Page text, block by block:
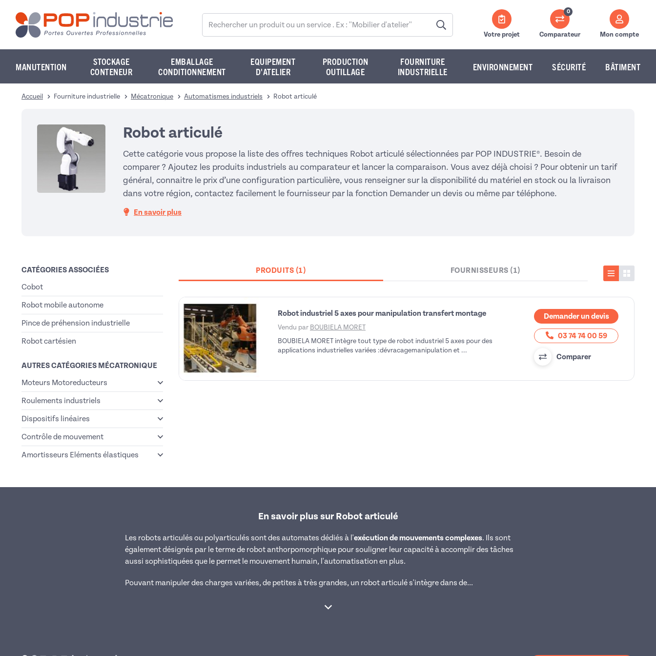
Votre projet
0
Comparateur Mon compte
MANUTENTION
STOCKAGE
CONTENEUR
EMBALLAGE
CONDITIONNEMENT
EQUIPEMENT
D'ATELIER
PRODUCTION
OUTILLAGE
FOURNITURE
INDUSTRIELLE
ENVIRONNEMENT SÉCURITÉ BÂTIMENT
Accueil Fourniture industrielle Mécatronique Automatismes industriels Robot articulé
Robot articulé
Cette catégorie vous propose la liste des offres techniques Robot articulé sélectionnées par POP INDUSTRIE®. Besoin de
comparer ? Ajoutez les produits industriels au comparateur et lancer la comparaison. Vous avez déjà choisi ? Pour obtenir un tarif
général, connaitre le prix d’une configuration particulière, vous renseigner sur la disponibilité du matériel en stock ou la livraison
dans votre région, contactez facilement le fournisseur par la fonction Demander un devis ou même par téléphone.
En savoir plus
CATÉGORIES ASSOCIÉES
Cobot
Robot mobile autonome
Pince de préhension industrielle
Robot cartésien
AUTRES CATÉGORIES MÉCATRONIQUE
Moteurs Motoreducteurs
Roulements industriels
Dispositifs linéaires
Contrôle de mouvement
Amortisseurs Eléments élastiques
PRODUITS (1)
FOURNISSEURS (1)
Liste
Robot industriel 5 axes pour manipulation transfert montage
Vendu par BOUBIELA MORET
BOUBIELA MORET intègre tout type de robot industriel 5 axes pour des
applications industrielles variées :dévracagemanipulation et ...
Demander un devis
03 74 74 00 59
Comparer
En savoir plus sur Robot articulé
Les robots articulés ou polyarticulés sont des automates dédiés à l'exécution de mouvements complexes. Ils sont
également désignés par le terme de robot anthorpomorphique pour souligner leur capacité à accomplir des tâches
aussi sophistiquées que le permet le mouvement humain, l'automatisation en plus.
Pouvant manipuler des charges variées, de petites à très grandes, un robot articulé s'intègre dans de...
Afficher la suite